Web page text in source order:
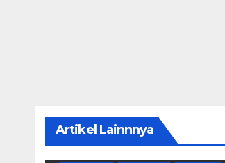
Artikel Lainnnya